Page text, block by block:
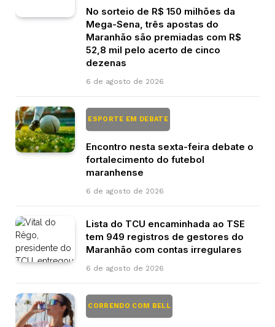
No sorteio de R$ 150 milhões da
Mega-Sena, três apostas do
Maranhão são premiadas com R$
52,8 mil pelo acerto de cinco
dezenas
6 de agosto de 2026
ESPORTE EM DEBATE
Encontro nesta sexta-feira debate o
fortalecimento do futebol
maranhense
6 de agosto de 2026
Lista do TCU encaminhada ao TSE
tem 949 registros de gestores do
Maranhão com contas irregulares
6 de agosto de 2026
CORRENDO COM BELL